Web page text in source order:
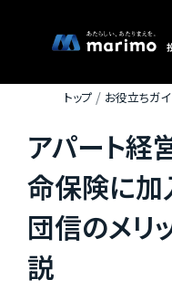
トップ お役立ちガイ
アパート経
命保険に加
団信のメリ
説